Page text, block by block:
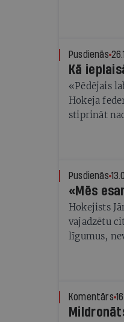
man kā
juridiskos
valsts
partnerus.
Pusdienās
Kā
«Pēdējais
Hokeja
stiprināt
Pusdienās
«Mēs
Hokejists
vajadzētu
līgumus,
Komentārs